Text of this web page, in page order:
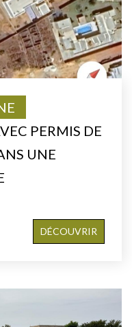
PERMIS DE
UNE
DÉCOUVRIR